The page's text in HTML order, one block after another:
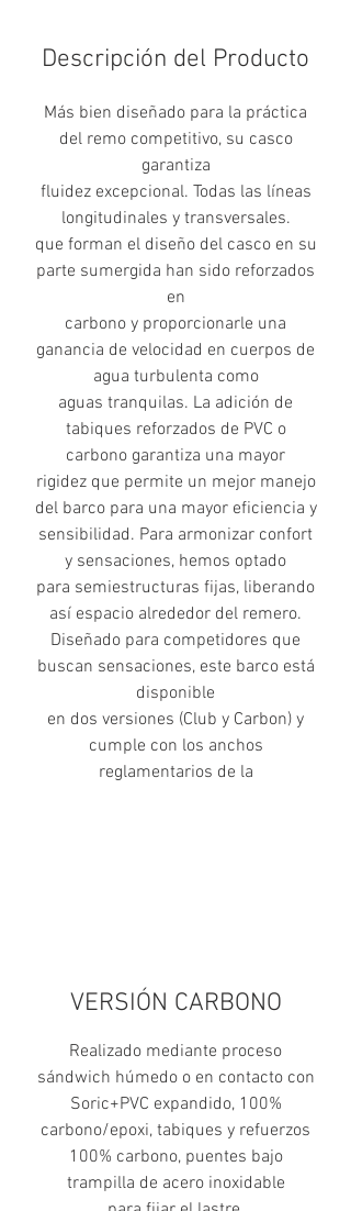
Descripción del Producto
Más bien diseñado para la práctica
del remo competitivo, su casco
garantiza
fluidez excepcional. Todas las líneas
longitudinales y transversales.
que forman el diseño del casco en su
parte sumergida han sido reforzados
en
carbono y proporcionarle una
ganancia de velocidad en cuerpos de
agua turbulenta como
aguas tranquilas. La adición de
tabiques reforzados de PVC o
carbono garantiza una mayor
rigidez que permite un mejor manejo
del barco para una mayor eficiencia y
sensibilidad. Para armonizar confort
y sensaciones, hemos optado
para semiestructuras fijas, liberando
así espacio alrededor del remero.
Diseñado para competidores que
buscan sensaciones, este barco está
disponible
en dos versiones (Club y Carbon) y
cumple con los anchos
reglamentarios de la
VERSIÓN CARBONO
Realizado mediante proceso
sándwich húmedo o en contacto con
Soric+PVC expandido, 100%
carbono/epoxi, tabiques y refuerzos
100% carbono, puentes bajo
trampilla de acero inoxidable